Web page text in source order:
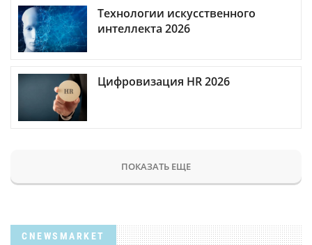
Технологии искусственного
интеллекта 2026
Цифровизация HR 2026
ПОКАЗАТЬ ЕЩЕ
CNEWSMARKET